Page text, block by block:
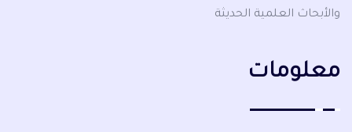
والأبحاث العلمية الحديثة
معلومات